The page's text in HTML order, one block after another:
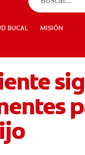
CUPONES DÓNDE
BUCAL MISIÓN